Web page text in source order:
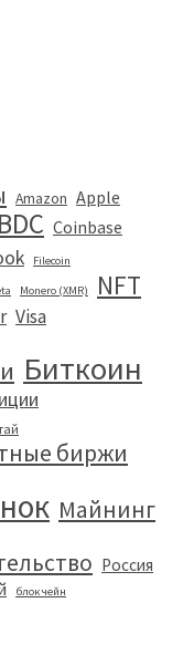
Amazon Apple
Coinbase
Filecoin
Monero (XMR) NFT
Visa
Биткоин
биржи
Майнинг
Россия
блокчейн